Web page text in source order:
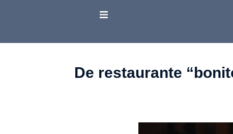
De restaurante